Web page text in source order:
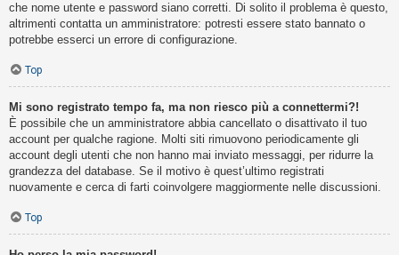
che nome utente e password siano corretti. Di solito il problema è questo,
altrimenti contatta un amministratore: potresti essere stato bannato o
potrebbe esserci un errore di configurazione.
Top
Mi sono registrato tempo fa, ma non riesco più a connettermi?!
È possibile che un amministratore abbia cancellato o disattivato il tuo
account per qualche ragione. Molti siti rimuovono periodicamente gli
account degli utenti che non hanno mai inviato messaggi, per ridurre la
grandezza del database. Se il motivo è quest’ultimo registrati
nuovamente e cerca di farti coinvolgere maggiormente nelle discussioni.
Top